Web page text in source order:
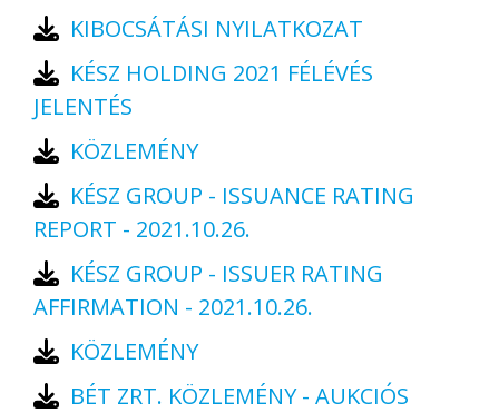
KIBOCSÁTÁSI NYILATKOZAT
KÉSZ HOLDING 2021 FÉLÉVÉS
JELENTÉS
KÖZLEMÉNY
KÉSZ GROUP - ISSUANCE RATING
REPORT - 2021.10.26.
KÉSZ GROUP - ISSUER RATING
AFFIRMATION - 2021.10.26.
KÖZLEMÉNY
BÉT ZRT. KÖZLEMÉNY - AUKCIÓS